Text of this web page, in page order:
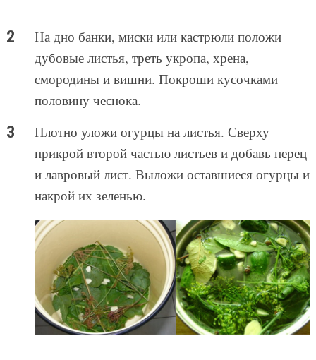
На дно банки, миски или кастрюли положи
дубовые листья, треть укропа, хрена,
смородины и вишни. Покроши кусочками
половину чеснока.
Плотно уложи огурцы на листья. Сверху
прикрой второй частью листьев и добавь перец
и лавровый лист. Выложи оставшиеся огурцы и
накрой их зеленью.